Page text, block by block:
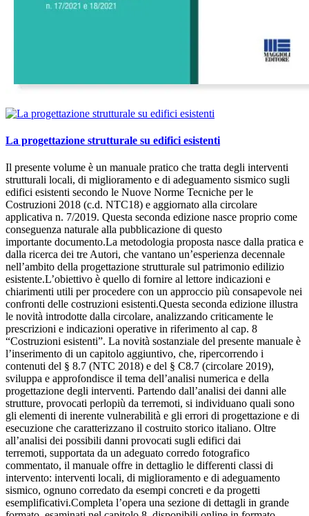
La progettazione strutturale su edifici esistenti
Il presente volume è un manuale pratico che tratta degli interventi
strutturali locali, di miglioramento e di adeguamento sismico sugli
edifici esistenti secondo le Nuove Norme Tecniche per le
Costruzioni 2018 (c.d. NTC18) e aggiornato alla circolare
applicativa n. 7/2019. Questa seconda edizione nasce proprio come
conseguenza naturale alla pubblicazione di questo
importante documento.La metodologia proposta nasce dalla pratica e
dalla ricerca dei tre Autori, che vantano un’esperienza decennale
nell’ambito della progettazione strutturale sul patrimonio edilizio
esistente.L’obiettivo è quello di fornire al lettore indicazioni e
chiarimenti utili per procedere con un approccio più consapevole nei
confronti delle costruzioni esistenti.Questa seconda edizione illustra
le novità introdotte dalla circolare, analizzando criticamente le
prescrizioni e indicazioni operative in riferimento al cap. 8
“Costruzioni esistenti”. La novità sostanziale del presente manuale è
l’inserimento di un capitolo aggiuntivo, che, ripercorrendo i
contenuti del § 8.7 (NTC 2018) e del § C8.7 (circolare 2019),
sviluppa e approfondisce il tema dell’analisi numerica e della
progettazione degli interventi. Partendo dall’analisi dei danni alle
strutture, provocati perlopiù da terremoti, si individuano quali sono
gli elementi di inerente vulnerabilità e gli errori di progettazione e di
esecuzione che caratterizzano il costruito storico italiano. Oltre
all’analisi dei possibili danni provocati sugli edifici dai
terremoti, supportata da un adeguato corredo fotografico
commentato, il manuale offre in dettaglio le differenti classi di
intervento: interventi locali, di miglioramento e di adeguamento
sismico, ognuno corredato da esempi concreti e da progetti
esemplificativi.Completa l’opera una sezione di dettagli in grande